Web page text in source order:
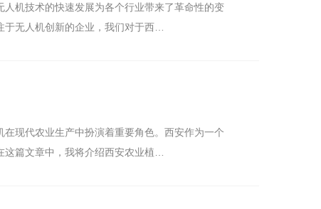
机技术的快速发展为各个行业带来了革命性的变
于无人机创新的企业，我们对于西…
现代农业生产中扮演着重要角色。西安作为一个
这篇文章中，我将介绍西安农业植…